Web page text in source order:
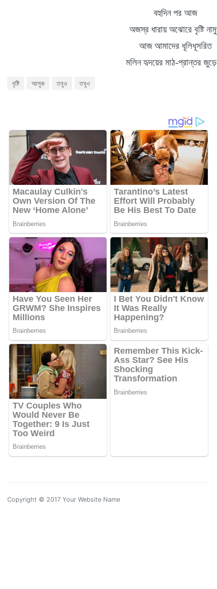
বহুদিন পর আজ
অজস্র ধারায় অঝোরে বৃষ্টি
আজ আমাদের ধূলিধূসরিত
মলিন হৃদয়ের মাঠ-প্রান্তর জুড়ে
বৃষ্টি আসুক তবুও তবুও
Copyright © 2017 Your Website Name